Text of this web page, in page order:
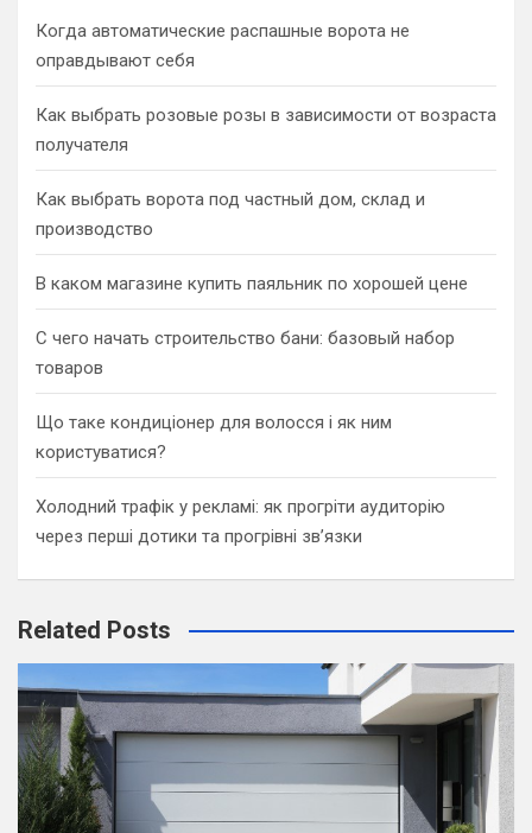
Когда автоматические распашные ворота не
оправдывают себя
Как выбрать розовые розы в зависимости от возраста
получателя
Как выбрать ворота под частный дом, склад и
производство
В каком магазине купить паяльник по хорошей цене
С чего начать строительство бани: базовый набор
товаров
Що таке кондиціонер для волосся і як ним
користуватися?
Холодний трафік у рекламі: як прогріти аудиторію
через перші дотики та прогрівні зв’язки
Related Posts